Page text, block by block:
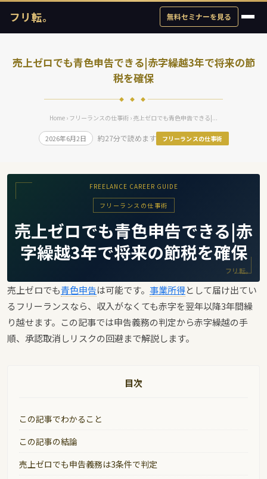
フリ転。 無料セミナーを見る
売上ゼロでも青色申告できる|赤字繰越3年で将来の節
税を確保
◆ ◆ ◆
Home › フリーランスの仕事術 › 売上ゼロでも青色申告できる|...
2026年6月2日 約27分で読めます フリーランスの仕事術
FREELANCE CAREER GUIDE
フリーランスの仕事術
売上ゼロでも青色申告できる|赤
字繰越3年で将来の節税を確保
フリ転。
売上ゼロでも青色申告は可能です。 事業所得として届け出てい
るフリーランスなら、収入がなくても赤字を翌年以降3年間繰
り越せます。この記事では申告義務の判定から赤字繰越の手
順、承認取消しリスクの回避まで解説します。
目次
この記事でわかること
この記事の結論
売上ゼロでも申告義務は3条件で判定